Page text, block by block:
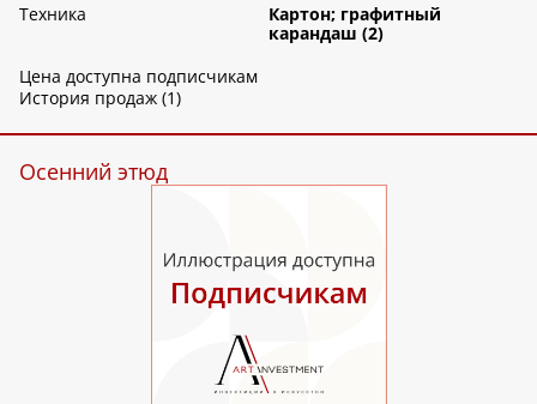
Техника
Картон; графитный
карандаш (2)
Цена доступна подписчикам
История продаж (1)
Осенний этюд